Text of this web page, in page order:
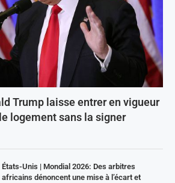
Trump laisse entrer en vigueur
logement sans la signer
États-Unis | Mondial 2026: Des arbitres
africains dénoncent une mise à l’écart et